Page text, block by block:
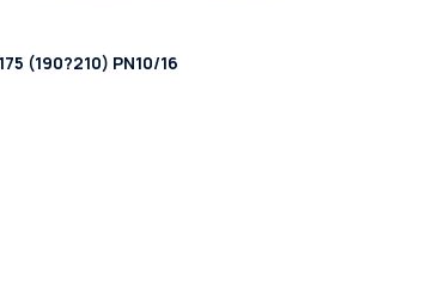
(190?210) PN10/16